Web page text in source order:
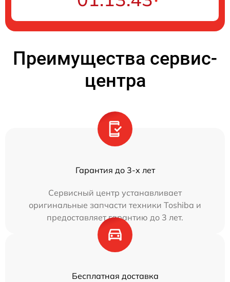
Преимущества сервис-
центра
Гарантия до 3-х лет
Сервисный центр устанавливает
оригинальные запчасти техники Toshiba и
предоставляет гарантию до 3 лет.
Бесплатная доставка